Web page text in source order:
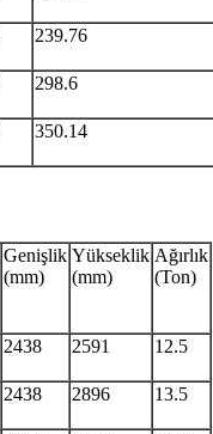
239.76
298.6
350.14
Genişlik
(mm)
Yükseklik
(mm)
Ağırlık
(Ton)
2438 2591 12.5
2438 2896 13.5